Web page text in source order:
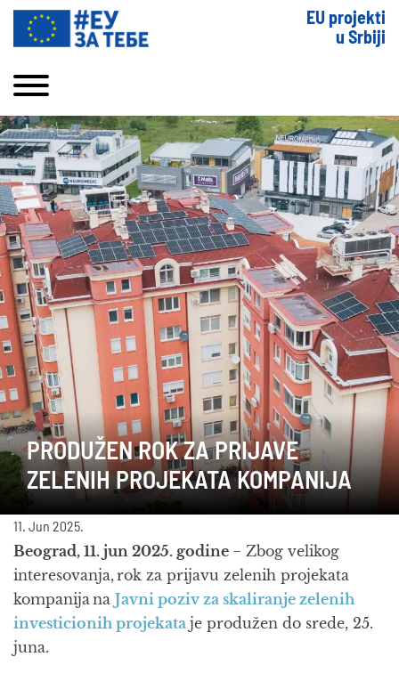
EU projekti
u Srbiji
PRODUŽEN ROK ZA PRIJAVE
ZELENIH PROJEKATA KOMPANIJA
11. Jun 2025.
Beograd, 11. jun 2025. godine − Zbog velikog
interesovanja, rok za prijavu zelenih projekata
kompanija na Javni poziv za skaliranje zelenih
investicionih projekata je produžen do srede, 25.
juna.